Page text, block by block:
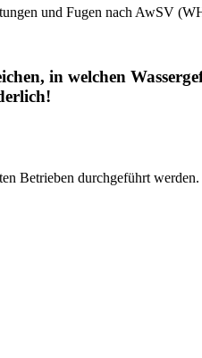
und Fugen nach AwSV
in welchen
Betrieben durchgeführt werden.